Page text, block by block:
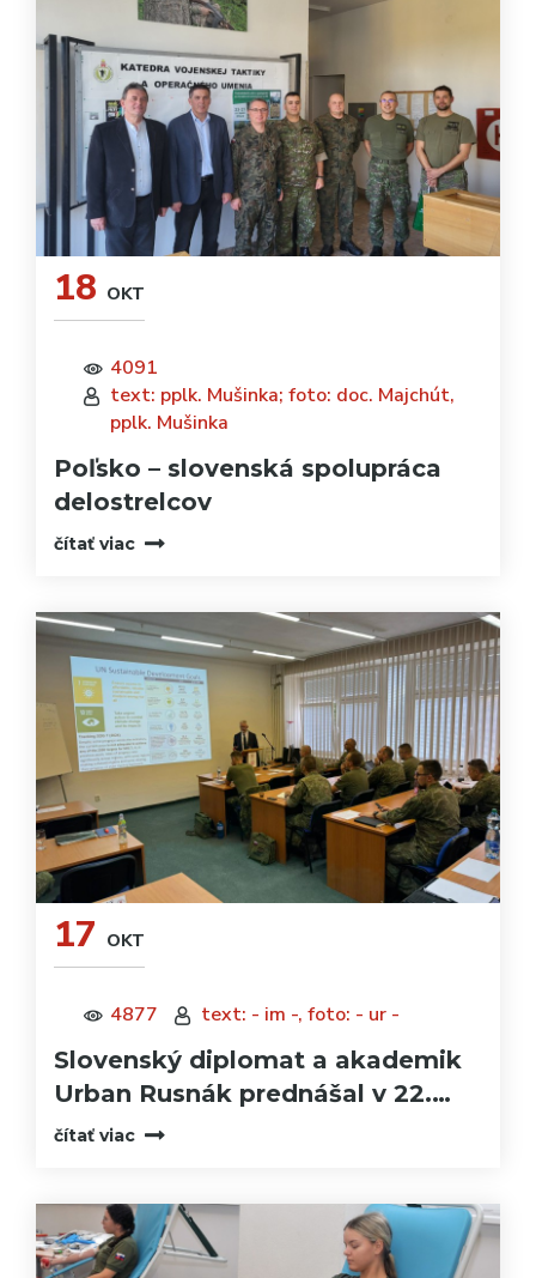
18 OKT
4091
text: pplk. Mušinka; foto: doc. Majchút,
pplk. Mušinka
Poľsko – slovenská spolupráca
delostrelcov
čítať viac
17 OKT
4877 text: - im -, foto: - ur -
Slovenský diplomat a akademik
Urban Rusnák prednášal v 22.…
čítať viac